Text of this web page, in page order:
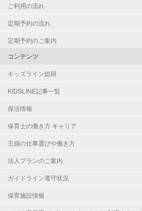
ご利用の流れ
定期予約の流れ
定期予約のご案内
コンテンツ
キッズライン総研
KIDSLINE記事一覧
保活情報
保育士の働き方 キャリア
主婦の仕事選びや働き方
法人プランのご案内
ガイドライン遵守状況
保育施設情報